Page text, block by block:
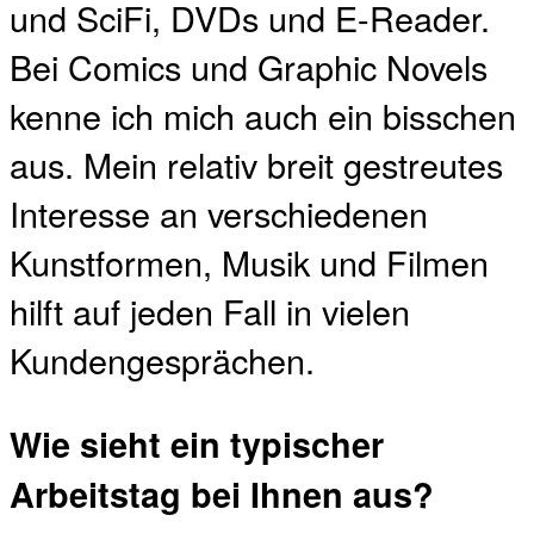
und SciFi, DVDs und E-Reader.
Bei Comics und Graphic Novels
kenne ich mich auch ein bisschen
aus. Mein relativ breit gestreutes
Interesse an verschiedenen
Kunstformen, Musik und Filmen
hilft auf jeden Fall in vielen
Kundengesprächen.
Wie sieht ein typischer
Arbeitstag bei Ihnen aus?